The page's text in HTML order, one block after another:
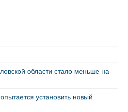
области стало меньше на
установить новый